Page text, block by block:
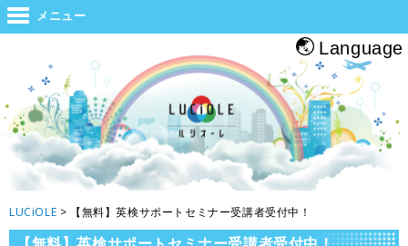
世界と大阪をつなぐジャンクション。旅をする人・帰る人・地元の人がホッと
メニュー
Language
LUCiOLE > 【無料】英検サポートセミナー受講者受付中！